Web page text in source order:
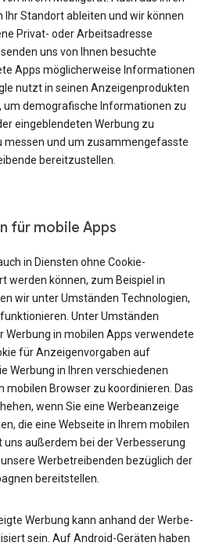
Ihr Standort ableiten und wir können
Privat- oder Arbeitsadresse
uns von Ihnen besuchte
Apps möglicherweise Informationen
nutzt in seinen Anzeigenprodukten
demografische Informationen zu
eingeblendeten Werbung zu
messen und um zusammengefasste
bereitzustellen.
für mobile Apps
in Diensten ohne Cookie-
werden können, zum Beispiel in
wir unter Umständen Technologien,
Unter Umständen
Werbung in mobilen Apps verwendete
für Anzeigenvorgaben auf
Werbung in Ihren verschiedenen
mobilen Browser zu koordinieren. Das
wenn Sie eine Werbeanzeige
die eine Webseite in Ihrem mobilen
außerdem bei der Verbesserung
Werbetreibenden bezüglich der
bereitstellen.
Werbung kann anhand der Werbe-
sein. Auf Android-Geräten haben